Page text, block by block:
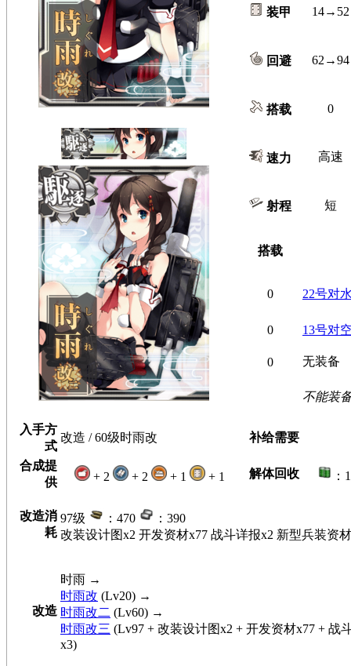
装甲 14→52
回避 62→94
搭载 0
速力 高速
射程 短
搭载
0 22号对
0 13号对
0 无装备
不能装
入手方
式
改造 / 60级时雨改 补给需要
合成提
供
+ 2 + 2 + 1 + 1 解体回收 ：
改造消
耗
97级 ：470
：390
改装设计图x2 开发资材x77 战斗详报x2 新型兵装资
改造
时雨 →
时雨改 (Lv20) →
时雨改二 (Lv60) →
时雨改三 (Lv97 + 改装设计图x2 + 开发资材x77 + 战
x3)